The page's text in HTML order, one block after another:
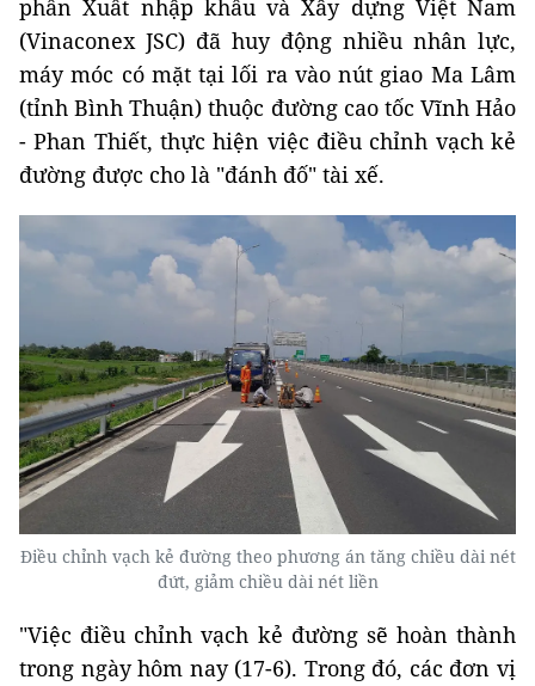
phần Xuất nhập khẩu và Xây dựng Việt Nam
(Vinaconex JSC) đã huy động nhiều nhân lực,
máy móc có mặt tại lối ra vào nút giao Ma Lâm
(tỉnh Bình Thuận) thuộc đường cao tốc Vĩnh Hảo
- Phan Thiết, thực hiện việc điều chỉnh vạch kẻ
đường được cho là "đánh đố" tài xế.
Điều chỉnh vạch kẻ đường theo phương án tăng chiều dài nét
đứt, giảm chiều dài nét liền
"Việc điều chỉnh vạch kẻ đường sẽ hoàn thành
trong ngày hôm nay (17-6). Trong đó, các đơn vị